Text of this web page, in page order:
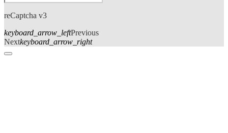
reCaptcha v3
keyboard_arrow_leftPrevious
Nextkeyboard_arrow_right